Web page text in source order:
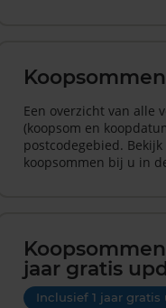
Een overzicht van alle
(koopsom en
postcodegebied.
koopsommen bij u in
jaar gratis
Inclusief 1 jaar gratis